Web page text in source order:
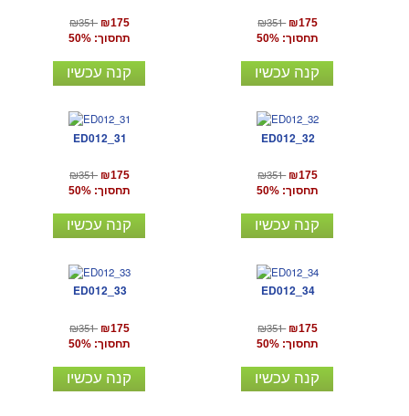
₪351 ₪175
תחסוך: 50%
קנה עכשיו
₪351 ₪175
תחסוך: 50%
קנה עכשיו
ED012_31
₪351 ₪175
תחסוך: 50%
קנה עכשיו
ED012_32
₪351 ₪175
תחסוך: 50%
קנה עכשיו
ED012_33
₪351 ₪175
תחסוך: 50%
קנה עכשיו
ED012_34
₪351 ₪175
תחסוך: 50%
קנה עכשיו